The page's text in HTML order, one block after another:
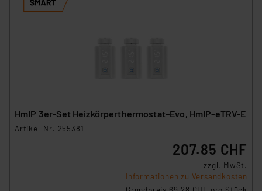
HmIP 3er-Set Heizkörperthermostat–Evo, HmIP-eTRV-E
Artikel-Nr. 255381
207.85 CHF
zzgl. MwSt.
Informationen zu Versandkosten